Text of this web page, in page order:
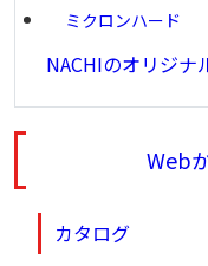
ミクロンハード
NACHIのオリジナ
Web
カタログ